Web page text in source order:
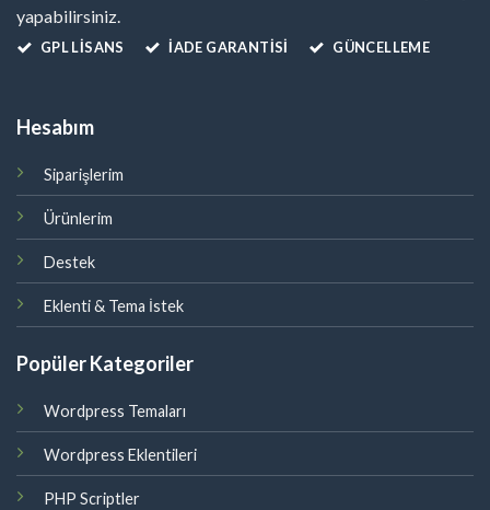
yapabilirsiniz.
GPL LISANS İADE GARANTİSİ GÜNCELLEME
Hesabım
Siparişlerim
Ürünlerim
Destek
Eklenti & Tema İstek
Popüler Kategoriler
Wordpress Temaları
Wordpress Eklentileri
PHP Scriptler